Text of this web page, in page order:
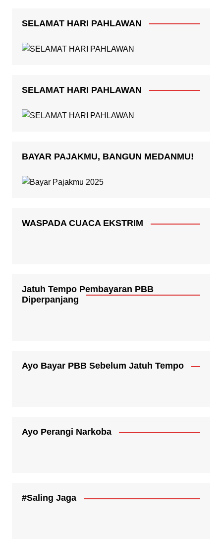
SELAMAT HARI PAHLAWAN
SELAMAT HARI PAHLAWAN
BAYAR PAJAKMU, BANGUN MEDANMU!
WASPADA CUACA EKSTRIM
Jatuh Tempo Pembayaran PBB
Diperpanjang
Ayo Bayar PBB Sebelum Jatuh Tempo
Ayo Perangi Narkoba
#Saling Jaga